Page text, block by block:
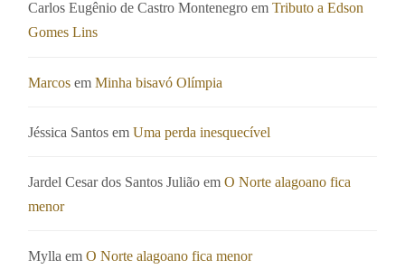
Carlos Eugênio de Castro Montenegro emTributo a Edson
Gomes Lins
Marcos emMinha bisavó Olímpia
Jéssica Santos emUma perda inesquecível
Jardel Cesar dos Santos Julião emO Norte alagoano fica
menor
Mylla emO Norte alagoano fica menor